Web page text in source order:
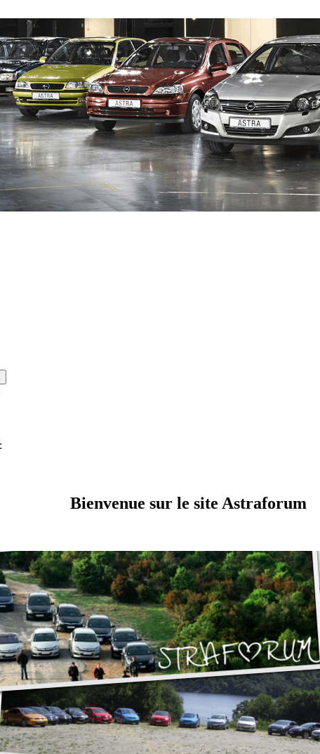
Bienvenue sur le site Astraforum